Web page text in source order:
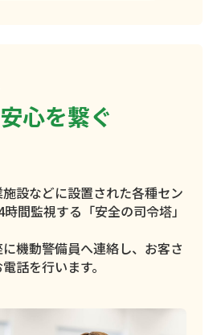
心を繋ぐ
設などに設置された各種セン
間監視する「安全の司令塔」
機動警備員へ連絡し、お客さ
話を行います。